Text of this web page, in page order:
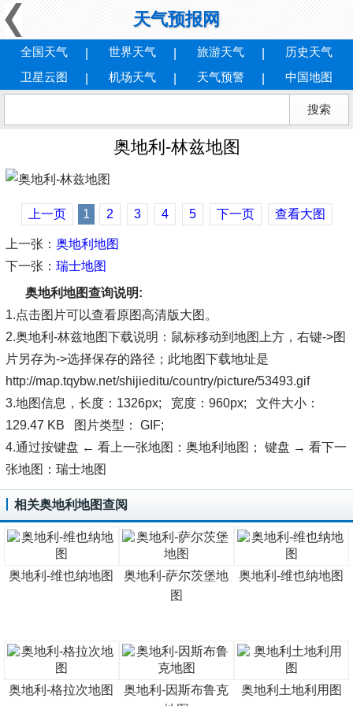
天气预报网
全国天气 世界天气 旅游天气
历史天气
卫星云图
机场天气 天气预警 中国地图
奥地利-林兹地图
上一页 1 2 3 4 5 下一页 查看大图
上一张： 奥地利地图
下一张： 瑞士地图
奥地利地图查询说明:
1.点击图片可以查看原图高清版大图。
2.奥地利-林兹地图下载说明：鼠标移动到地图上方，右键->图
片另存为->选择保存的路径；此地图下载地址是
http://map.tqybw.net/shijieditu/country/picture/53493.gif
3.地图信息，长度：1326px; 宽度：960px; 文件大小：
129.47 KB 图片类型： GIF;
4.通过按键盘 ← 看上一张地图：奥地利地图； 键盘 → 看下一
张地图：瑞士地图
相关奥地利地图查阅
奥地利-维也纳地图
奥地利-萨尔茨堡地
图
奥地利-维也纳地图
奥地利-格拉次地图
奥地利-因斯布鲁克
奥地利土地利用图